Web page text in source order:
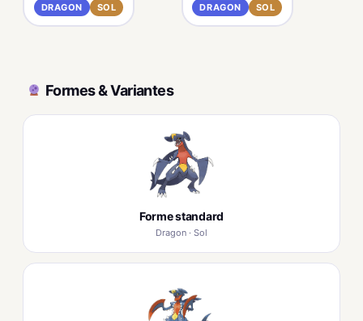
DRAGON SOL DRAGON SOL
Formes & Variantes
Forme standard
Dragon · Sol